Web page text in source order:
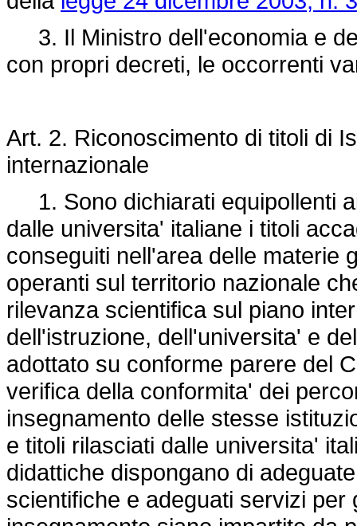
3. Il Ministro dell'economia e
con propri decreti, le occorrenti
Art. 2. Riconoscimento di titoli di
internazionale
1. Sono dichiarati equipollenti
dalle universita' italiane i titoli
conseguiti nell'area delle materie
operanti sul territorio nazionale
rilevanza scientifica sul piano
dell'istruzione, dell'universita' e
adottato su conforme parere del
verifica della conformita' dei
insegnamento delle stesse
e titoli rilasciati dalle universita'
didattiche dispongano di
scientifiche e adeguati servizi